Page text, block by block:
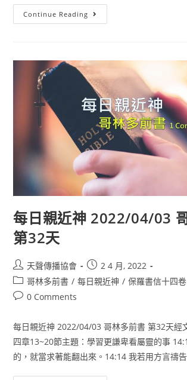
Continue Reading
每日親近神 2022/04/03
第32天
天聲傳播協會
2 4 月, 2022
哥林多前書 / 每日親近神 / 保羅書信十四卷
0 Comments
每日親近神 2022/04/03 哥林多前書 第32天經
四章13~20節主題：學習更謙卑看屬靈的事
的，就當求著能翻出來。14:14 我若用方言禱